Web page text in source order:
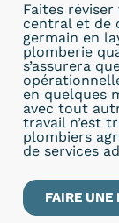
Faites
central et de
germain en
plomberie
s’assurera
en quelques
avec tout
travail n’est
plombiers
de services
FAIRE UNE